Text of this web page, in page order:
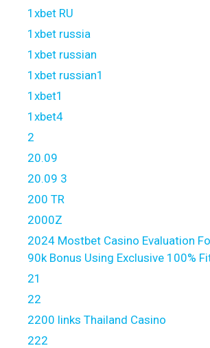
1xbet RU
1xbet russia
1xbet russian
1xbet russian1
1xbet1
1xbet4
2
20.09
20.09 3
200 TR
2000Z
2024 Mostbet Casino Evaluation
90k Bonus Using Exclusive 100%
21
22
2200 links Thailand Casino
222